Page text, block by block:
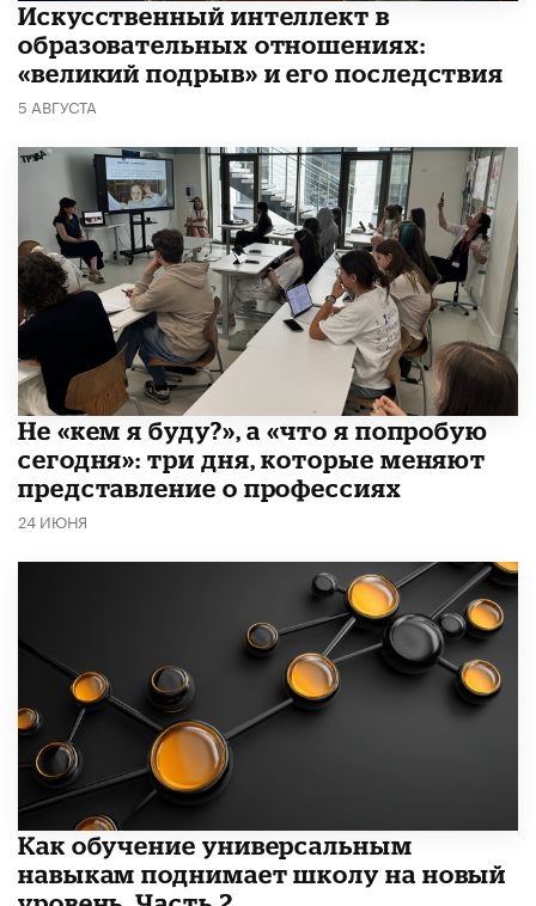
​Искусственный интеллект в
образовательных отношениях:
«великий подрыв» и его последствия
5 АВГУСТА
Не «кем я буду?», а «что я попробую
сегодня»: три дня, которые меняют
представление о профессиях
24 ИЮНЯ
​Как обучение универсальным
навыкам поднимает школу на новый